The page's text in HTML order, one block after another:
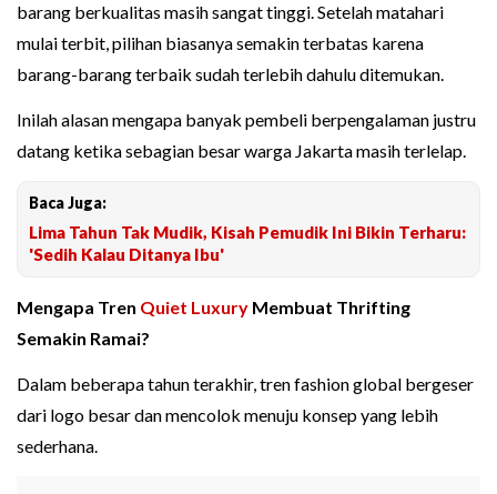
barang berkualitas masih sangat tinggi. Setelah matahari
mulai terbit, pilihan biasanya semakin terbatas karena
barang-barang terbaik sudah terlebih dahulu ditemukan.
Inilah alasan mengapa banyak pembeli berpengalaman justru
datang ketika sebagian besar warga Jakarta masih terlelap.
Baca Juga:
Lima Tahun Tak Mudik, Kisah Pemudik Ini Bikin Terharu:
'Sedih Kalau Ditanya Ibu'
Mengapa Tren Quiet Luxury Membuat Thrifting
Semakin Ramai?
Dalam beberapa tahun terakhir, tren fashion global bergeser
dari logo besar dan mencolok menuju konsep yang lebih
sederhana.